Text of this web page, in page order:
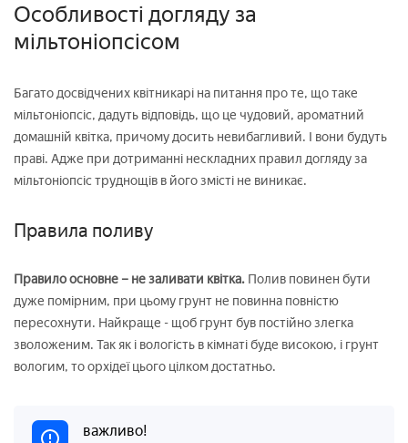
Особливості догляду за
мільтоніопсісом
Багато досвідчених квітникарі на питання про те, що таке
мільтоніопсіс, дадуть відповідь, що це чудовий, ароматний
домашній квітка, причому досить невибагливий. І вони будуть
праві. Адже при дотриманні нескладних правил догляду за
мільтоніопсіс труднощів в його змісті не виникає.
Правила поливу
Правило основне – не заливати квітка. Полив повинен бути
дуже помірним, при цьому грунт не повинна повністю
пересохнути. Найкраще - щоб грунт був постійно злегка
зволоженим. Так як і вологість в кімнаті буде високою, і грунт
вологим, то орхідеї цього цілком достатньо.
важливо!